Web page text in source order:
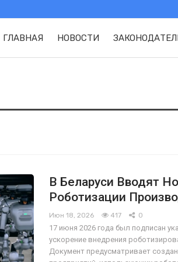
ГЛАВНАЯ НОВОСТИ
В Беларуси Вводят
Роботизации
Июн 18, 2026 417 0
17 июня 2026 года был подписан
ускорение внедрения
Документ предусматривает